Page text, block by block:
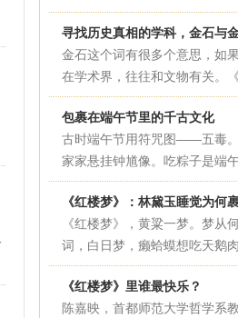
的善意和细心，用强大的文字
实展现在诗词歌赋之中。说文人
情”的声音几千年不断，然而今
辞，不得不服。
寻找历史真相的学科，金石与
金石这个词有很多个意思，如
在学术界，往往和文物有关。《
中说，“功绩铭于金石”。在这
钟鼎器物的意思，石是丰碑的意
是刻有文字的青铜器和石碑。
铜器上会有铭文出现，铭文的
事和家族荣耀为主。至于在石
绩，最早出现在战国末期。后
些文字记录，研究历史，形成
派叫“金石学派”。
包裹在端午节里的千古文化
古时端午节用符咒图——五毒
家家悬挂钟馗像。吃粽子是端午
门上悬挂艾及菖蒲。“玉粽...
《红楼梦》，黄粱一梦。梦从
词，白日梦，癞蛤蟆想吃天鹅肉
了。然而，哪怕是白日梦，最...
《红楼梦》里谁最快乐？
陈嘉映，首都师范大学哲学系